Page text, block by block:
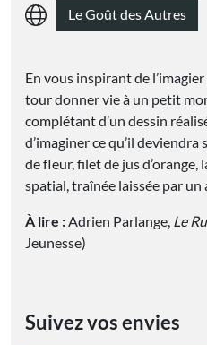
Le Goût des Autres
En vous inspirant de l’imagier
tour donner vie à un petit
complétant d’un dessin
d’imaginer ce qu’il
de fleur, filet de jus d’orange,
spatial, traînée laissée par un
À lire : Adrien Parlange, Le
Jeunesse)
Suivez vos envies